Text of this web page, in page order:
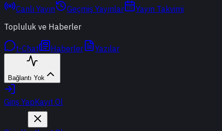
Canlı Yayın Geçmiş Yayınlar
Yayın Takvimi
Topluluk ve Haberler
t-Chat Haberler Yazılar
Bağlantı Yok
Giriş YapKayıt Ol